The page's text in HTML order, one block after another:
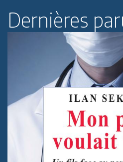
Dernières